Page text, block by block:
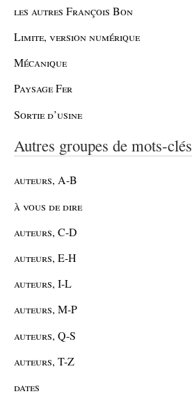
les autres François Bon
Limite, version numérique
Mécanique
Paysage Fer
Sortie d’usine
Autres groupes de mots-clés
auteurs, A-B
à vous de dire
auteurs, C-D
auteurs, E-H
auteurs, I-L
auteurs, M-P
auteurs, Q-S
auteurs, T-Z
dates